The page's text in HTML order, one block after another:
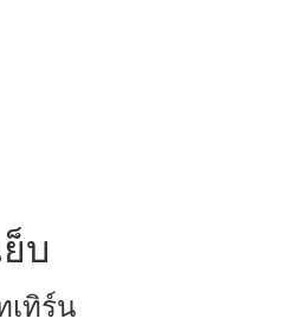
บ
เทิร์น